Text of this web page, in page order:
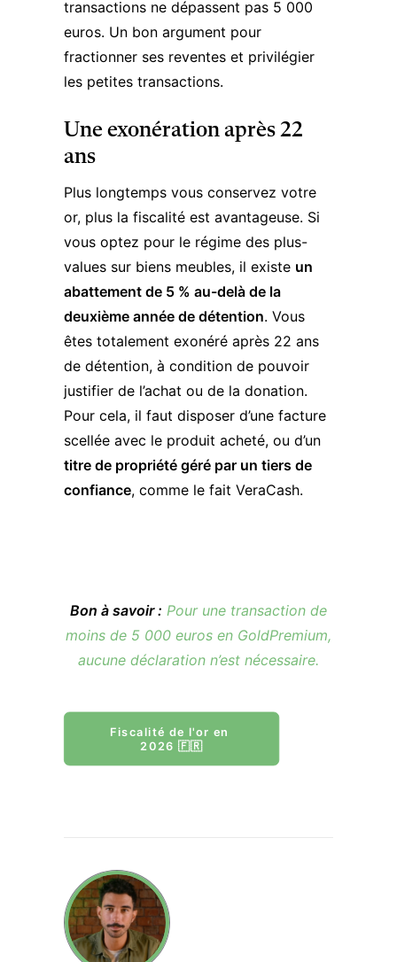
transactions ne dépassent pas 5 000
euros. Un bon argument pour
fractionner ses reventes et privilégier
les petites transactions.
Une exonération après 22
ans
Plus longtemps vous conservez votre
or, plus la fiscalité est avantageuse. Si
vous optez pour le régime des plus-
values sur biens meubles, il existe un
abattement de 5 % au-delà de la
deuxième année de détention. Vous
êtes totalement exonéré après 22 ans
de détention, à condition de pouvoir
justifier de l’achat ou de la donation.
Pour cela, il faut disposer d’une facture
scellée avec le produit acheté, ou d’un
titre de propriété géré par un tiers de
confiance, comme le fait VeraCash.
Bon à savoir : Pour une transaction de
moins de 5 000 euros en GoldPremium,
aucune déclaration n’est nécessaire.
Fiscalité de l'or en
2026 🇫🇷